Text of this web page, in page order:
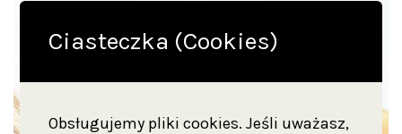
Ciasteczka (Cookies)
Obsługujemy pliki cookies. Jeśli uważasz,